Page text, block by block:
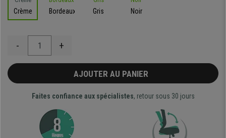
Crème Bordeaux Gris Noir
- +
AJOUTER AU PANIER
Faites confiance aux spécialistes, retour sous 30 jours